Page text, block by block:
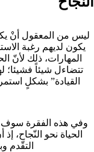
ليس من المعقول أنْ
يكون لديهم رغبة
المهارات، ذلك لأنّ
تتضاءل شيئاً فشيئا؛
القيادة” بشكلٍ
وفي هذه الفقرة سوف
الحياة نحو النّجاح،
التقّدم